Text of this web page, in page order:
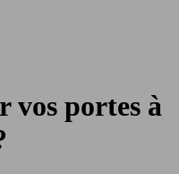
vos portes à